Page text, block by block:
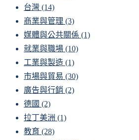
台灣 (14)
商業與管理 (3)
媒體與公共關係 (1)
就業與職場 (10)
工業與製造 (1)
市場與貿易 (30)
廣告與行銷 (2)
德國 (2)
拉丁美洲 (1)
教育 (28)